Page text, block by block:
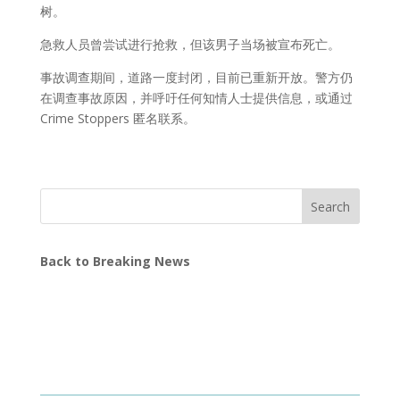
树。
急救人员曾尝试进行抢救，但该男子当场被宣布死亡。
事故调查期间，道路一度封闭，目前已重新开放。警方仍
在调查事故原因，并呼吁任何知情人士提供信息，或通过
Crime Stoppers 匿名联系。
Search
Back to Breaking News